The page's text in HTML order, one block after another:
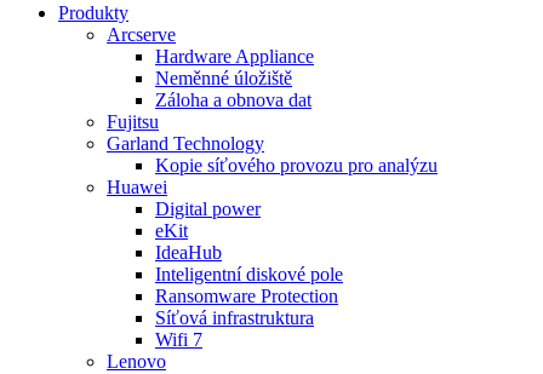
Produkty
Arcserve
Hardware Appliance
Neměnné úložiště
Záloha a obnova dat
Fujitsu
Garland Technology
Kopie síťového provozu pro analýzu
Huawei
Digital power
eKit
IdeaHub
Inteligentní diskové pole
Ransomware Protection
Síťová infrastruktura
Wifi 7
Lenovo